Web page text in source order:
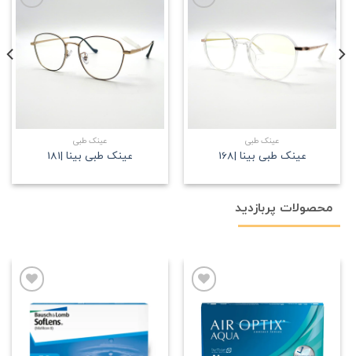
علاقه
مندی
عینک طبی
عینک طبی بینا |168
علاقه
مندی
عینک طبی
عینک طبی بینا |181
محصولات پربازدید
مندی
علاقه
مندی